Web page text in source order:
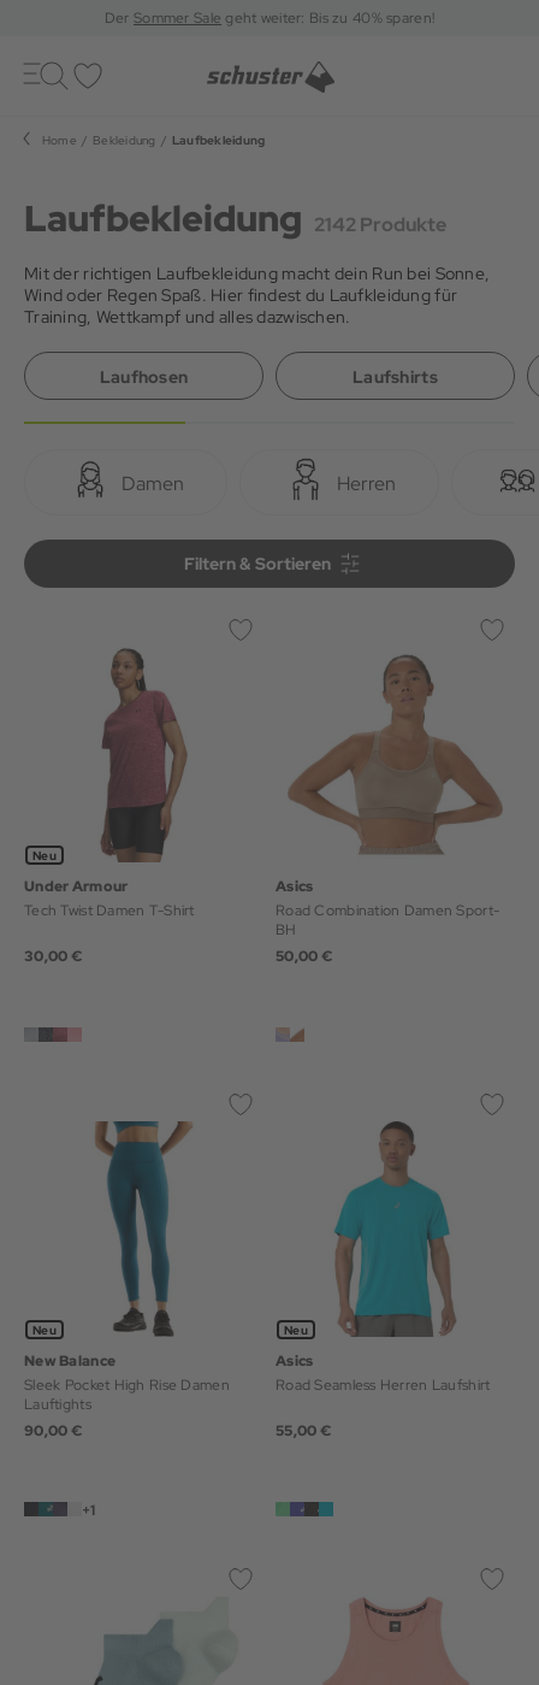
DerSommer Sale geht weiter: Bis zu 40% sparen!
Toggle
navigation
Home Bekleidung Laufbekleidung
Laufbekleidung 2142 Produkte
Mit der richtigen Laufbekleidung macht dein Run bei Sonne,
Wind oder Regen Spaß. Hier findest du Laufkleidung für
Training, Wettkampf und alles dazwischen.
Laufhosen Laufshirts
Damen Herren
Filtern & Sortieren
Filtern & Sortieren
Neu
Under Armour
Tech Twist Damen T-Shirt
30,00 €
Asics
Road Combination Damen Sport-
BH
50,00 €
Neu
New Balance
Sleek Pocket High Rise Damen
Lauftights
90,00 €
+1
Neu
Asics
Road Seamless Herren Laufshirt
55,00 €